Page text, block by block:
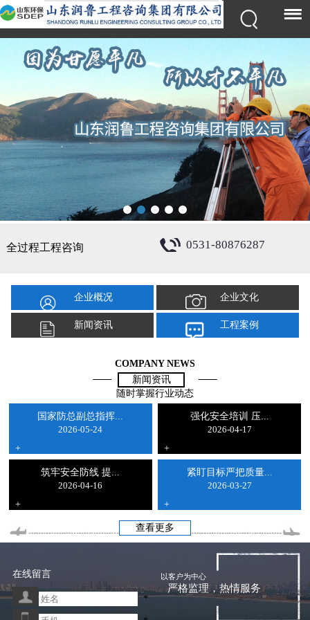
全过程工程咨询 0531-80876287
企业概况 企业文化
新闻资讯 工程案例
COMPANY NEWS
新闻资讯
随时掌握行业动态
国家防总副总指挥...
2026-05-24
+
强化安全培训 压...
2026-04-17
+
筑牢安全防线 提...
2026-04-16
+
紧盯目标严把质量...
2026-03-27
+
查看更多
在线留言
*
以客户为中心
严格监理，热情服务